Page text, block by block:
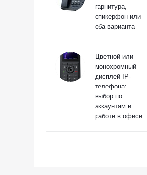
гарнитура,
спикерфон или
оба варианта
Цветной или
монохромный
дисплей IP-
телефона:
выбор по
аккаунтам и
работе в офисе